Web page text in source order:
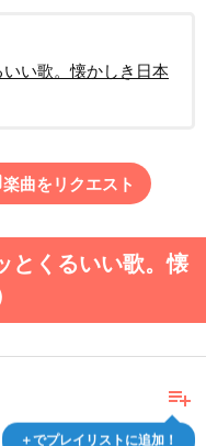
いい歌。懐かしき日本
楽曲をリクエスト
とくるいい歌。懐
playlist_add